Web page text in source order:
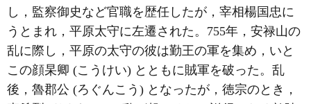
し，監察御史など官職を歴任したが，宰相楊国忠に
うとまれ，平原太守に左遷された。755年，安禄山の
乱に際し，平原の太守の彼は勤王の軍を集め，いと
この顔杲卿 (こうけい) とともに賊軍を破った。乱
後，魯郡公 (ろぐんこう) となったが，徳宗のとき，